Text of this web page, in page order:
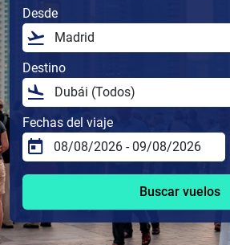
Desde
Destino
Fechas del viaje
Buscar vuelos